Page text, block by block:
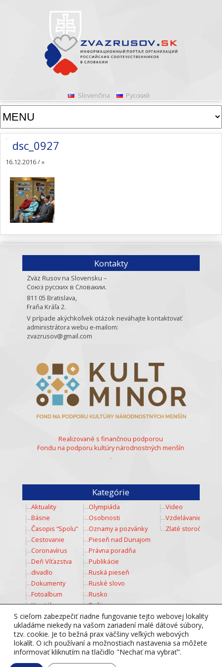
Slovenčina Русский
dsc_0927
16.12.2016 /»
S cieľom zabezpečiť riadne fungovanie tejto webovej lokality
ukladáme niekedy na vašom zariadení malé dátové súbory,
tzv. cookie. Je to bežná prax väčšiny veľkých webových
lokalít. O ich používaní a možnostiach nastavenia sa môžete
informovať kliknutím na tlačidlo "Nechať ma vybrať".
Kontakty
Zväz Rusov na Slovensku –
Союз русских в Словакии.
811 05 Bratislava,
Fraňa Kráľa 2.
V prípade akýchkoľvek otázok neváhajte kontaktovať
administrátora webu e-mailom:
zvazrusov@gmail.com
Realizované s finančnou podporou
Fondu na podporu kultúry národnostných menšín
.
Kategórie
Aktuality
Básne
Časopis “Spolu”
Cestovanie
Coronavírus
Deň Víťazstva
divadlo
Dokumenty
Fotoalbum
Kinotábor
Kozmos
Kultúra
Mladež
Multimedia
Nesmrteľný pluk
Olympiáda
Osobnosti
Oznamy a pozvánky
Pieseň nad Dunajom
Právna poradňa
Publikácie
Ruská pieseň
Ruské slovo
Rusko
Ruština
Šport
Súťaž
Totálny diktát
Tradície
Video
Vzdelávanie
Zlaté storočie